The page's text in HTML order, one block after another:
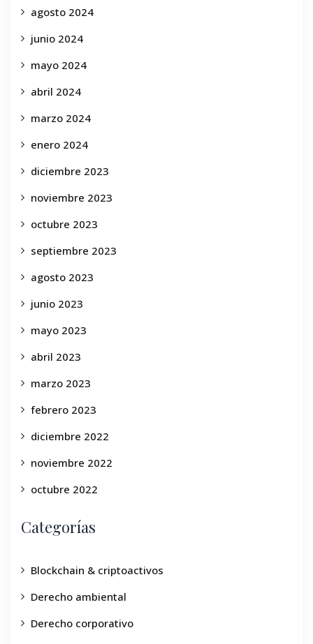
agosto 2024
junio 2024
mayo 2024
abril 2024
marzo 2024
enero 2024
diciembre 2023
noviembre 2023
octubre 2023
septiembre 2023
agosto 2023
junio 2023
mayo 2023
abril 2023
marzo 2023
febrero 2023
diciembre 2022
noviembre 2022
octubre 2022
Categorías
Blockchain & criptoactivos
Derecho ambiental
Derecho corporativo